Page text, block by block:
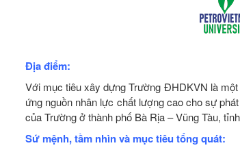
Địa điểm:
Với mục tiêu xây dựng Trường ĐHDKVN là
ứng nguồn nhân lực chất lượng cao cho sự
của Trường ở thành phố Bà Rịa – Vũng Tàu,
Sứ mệnh, tầm nhìn và mục tiêu tổng quát: